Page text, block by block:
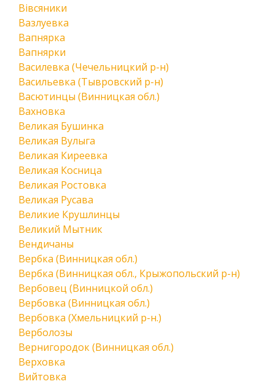
Вівсяники
Вазлуевка
Вапнярка
Вапнярки
Василевка (Чечельницкий р-н)
Васильевка (Тывровский р-н)
Васютинцы (Винницкая обл.)
Вахновка
Великая Бушинка
Великая Вулыга
Великая Киреевка
Великая Косница
Великая Ростовка
Великая Русава
Великие Крушлинцы
Великий Мытник
Вендичаны
Вербка (Винницкая обл.)
Вербка (Винницкая обл., Крыжопольский р-н)
Вербовец (Винницкой обл.)
Вербовка (Винницкая обл.)
Вербовка (Хмельницкий р-н.)
Верболозы
Вернигородок (Винницкая обл.)
Верховка
Вийтовка